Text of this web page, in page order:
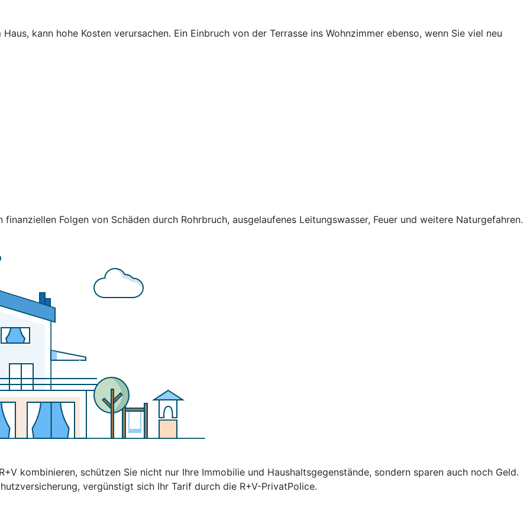
kann hohe Kosten verursachen. Ein Einbruch von der Terrasse ins Wohnzimmer ebenso, wenn Sie viel neu
Folgen von Schäden durch Rohrbruch, ausgelaufenes Leitungswasser, Feuer und weitere Naturgefahren.
kombinieren, schützen Sie nicht nur Ihre Immobilie und Haushaltsgegenstände, sondern sparen auch noch Geld.
vergünstigt sich Ihr Tarif durch die R+V-PrivatPolice.